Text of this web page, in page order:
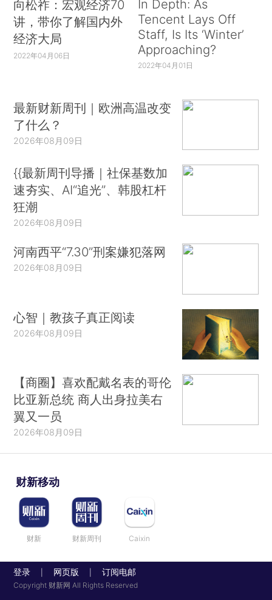
向松祚：宏观经济70
讲，带你了解国内外
经济大局
2022年04月06日
In Depth: As
Tencent Lays Off
Staff, Is Its ‘Winter’
Approaching?
2022年04月01日
最新财新周刊｜欧洲高温改变
了什么？
2026年08月09日
{{最新周刊导播｜社保基数加
速夯实、AI“追光”、韩股杠杆
狂潮
2026年08月09日
河南西平“7.30”刑案嫌犯落网
2026年08月09日
心智｜教孩子真正阅读
2026年08月09日
【商圈】喜欢配戴名表的哥伦
比亚新总统 商人出身拉美右
翼又一员
2026年08月09日
财新移动
财新 财新周刊 Caixin
登录 网页版 订阅电邮
Copyright 财新网 All Rights Reserved